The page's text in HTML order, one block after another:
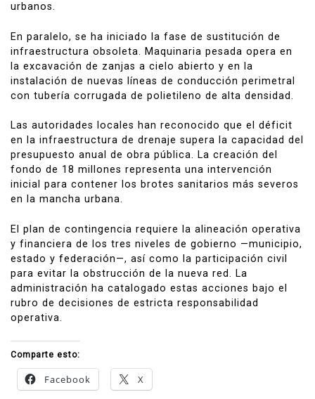
urbanos.
En paralelo, se ha iniciado la fase de sustitución de
infraestructura obsoleta. Maquinaria pesada opera en
la excavación de zanjas a cielo abierto y en la
instalación de nuevas líneas de conducción perimetral
con tubería corrugada de polietileno de alta densidad.
Las autoridades locales han reconocido que el déficit
en la infraestructura de drenaje supera la capacidad del
presupuesto anual de obra pública. La creación del
fondo de 18 millones representa una intervención
inicial para contener los brotes sanitarios más severos
en la mancha urbana.
El plan de contingencia requiere la alineación operativa
y financiera de los tres niveles de gobierno —municipio,
estado y federación—, así como la participación civil
para evitar la obstrucción de la nueva red. La
administración ha catalogado estas acciones bajo el
rubro de decisiones de estricta responsabilidad
operativa.
Comparte esto:
Facebook X